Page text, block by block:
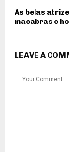
As belas
macabras e
LEAVE A